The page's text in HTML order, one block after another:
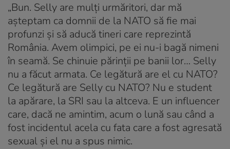
„Bun. Selly are mulți urmăritori, dar mă
așteptam ca domnii de la NATO să fie mai
profunzi și să aducă tineri care reprezintă
România. Avem olimpici, pe ei nu-i bagă nimeni
în seamă. Se chinuie părinții pe banii lor… Selly
nu a făcut armata. Ce legătură are el cu NATO?
Ce legătură are Selly cu NATO? Nu e student
la apărare, la SRI sau la altceva. E un influencer
care, dacă ne amintim, acum o lună sau când a
fost incidentul acela cu fata care a fost agresată
sexual și el nu a spus nimic.